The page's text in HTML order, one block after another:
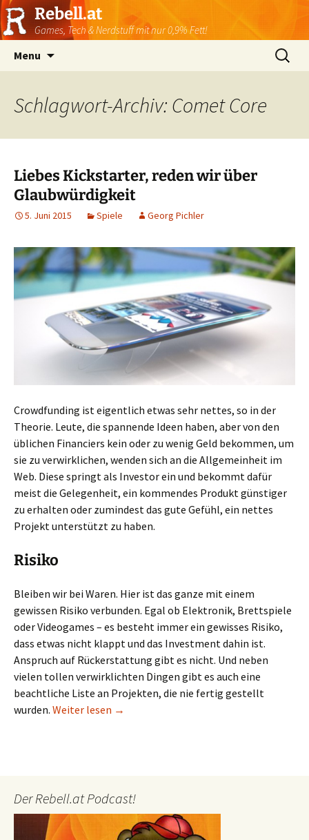
Rebell.at
Games, Tech & Nerdstuff mit nur 0,9% Fett!
Menu
Suchen
nach:
Schlagwort-Archiv: Comet Core
Liebes Kickstarter, reden wir über
Glaubwürdigkeit
5. Juni 2015 Spiele Georg Pichler
Crowdfunding ist eigentlich etwas sehr nettes, so in der
Theorie. Leute, die spannende Ideen haben, aber von den
üblichen Financiers kein oder zu wenig Geld bekommen, um
sie zu verwirklichen, wenden sich an die Allgemeinheit im
Web. Diese springt als Investor ein und bekommt dafür
meist die Gelegenheit, ein kommendes Produkt günstiger
zu erhalten oder zumindest das gute Gefühl, ein nettes
Projekt unterstützt zu haben.
Risiko
Bleiben wir bei Waren. Hier ist das ganze mit einem
gewissen Risiko verbunden. Egal ob Elektronik, Brettspiele
oder Videogames – es besteht immer ein gewisses Risiko,
dass etwas nicht klappt und das Investment dahin ist.
Anspruch auf Rückerstattung gibt es nicht. Und neben
vielen tollen verwirklichten Dingen gibt es auch eine
beachtliche Liste an Projekten, die nie fertig gestellt
wurden. Weiter lesen Liebes Kickstarter, reden wir über
→
Der Rebell.at Podcast!